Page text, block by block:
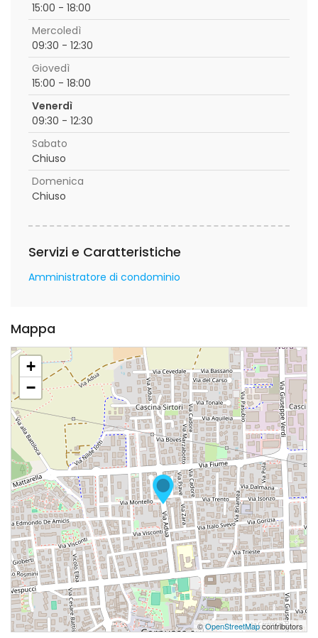
15:00 - 18:00
Mercoledì
09:30 - 12:30
Giovedì
15:00 - 18:00
Venerdì
09:30 - 12:30
Sabato
Chiuso
Domenica
Chiuso
Servizi e Caratteristiche
Amministratore di condominio
Mappa
+
−
©OpenStreetMapcontributors